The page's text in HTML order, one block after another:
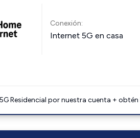
Conexión:
Internet 5G en casa
Residencial por nuestra cuenta +